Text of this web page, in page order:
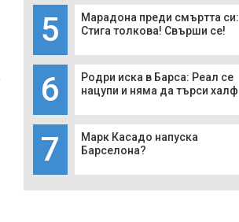
5
Марадона преди смъртта си:
Стига толкова! Свърши се!
6
Родри иска в Барса: Реал се
нацупи и няма да търси халф
7
Марк Касадо напуска
Барселона?